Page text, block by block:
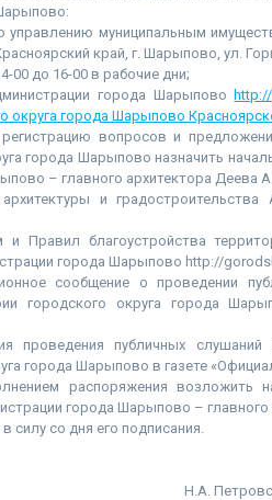
управлению муниципальным
край, г. Шарыпово, ул.
00 до 16-00 в рабочие дни;
города Шарыпово
округа города Шарыпово
вопросов и
города Шарыпово назначить
– главного архитектора Деева
и
и Правил благоустройства
города Шарыпово http://
сообщение о проведении
городского округа города
проведения публичных
города Шарыпово в газете
распоряжения
города Шарыпово –
силу со дня его подписания.
Н.А.